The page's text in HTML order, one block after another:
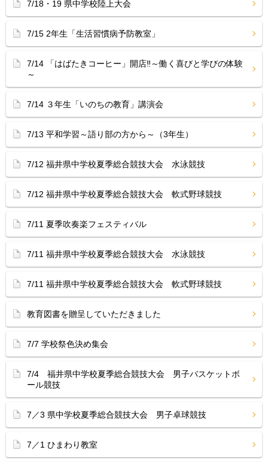
7/18・19 県中学校陸上大会
7/15 2年生「生活習慣病予防教室」
7/14 「はばたきコーヒー」開店‼︎～働く喜びと学びの体験
～
7/14 ３年生「いのちの教育」講演会
7/13 平和学習～語り部の方から～（3年生）
7/12 福井県中学校夏季総合競技大会 水泳競技
7/12 福井県中学校夏季総合競技大会 軟式野球競技
7/11 夏季吹奏楽フェスティバル
7/11 福井県中学校夏季総合競技大会 水泳競技
7/11 福井県中学校夏季総合競技大会 軟式野球競技
教育図書を贈呈していただきました
7/7 学校祭色決め集会
7/4 福井県中学校夏季総合競技大会 男子バスケットボ
ール競技
7／3 県中学校夏季総合競技大会 男子卓球競技
7／1 ひまわり教室